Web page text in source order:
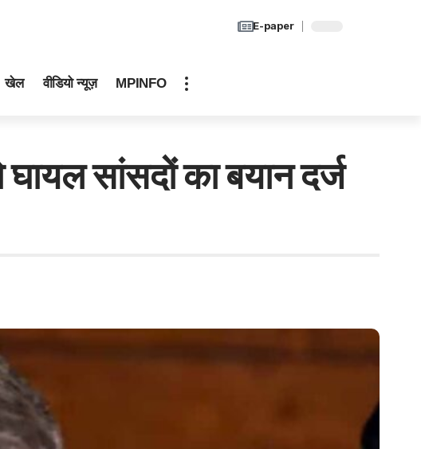
E-paper
खेल वीडियो न्यूज़ MPINFO
घायल सांसदों का बयान दर्ज